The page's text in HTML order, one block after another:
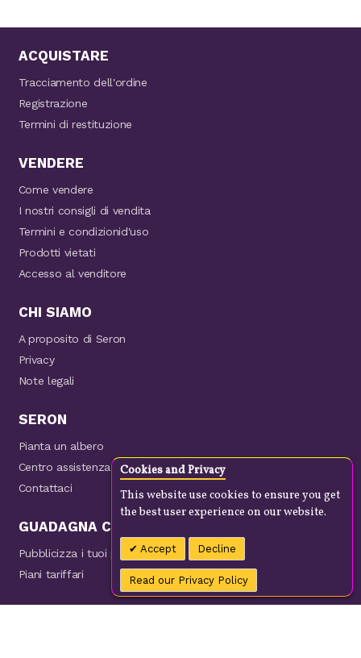
Cookies and Privacy
This website use cookies to ensure you get
the best user experience on our website.
Accept Decline
Read our Privacy Policy
ACQUISTARE
Tracciamento dell'ordine
Registrazione
Termini di restituzione
VENDERE
Come vendere
I nostri consigli di vendita
Termini e condizionid'uso
Prodotti vietati
Accesso al venditore
CHI SIAMO
A proposito di Seron
Privacy
Note legali
SERON
Pianta un albero
Centro assistenza
Contattaci
GUADAGNA CON NOI
Pubblicizza i tuoi prodotti
Piani tariffari